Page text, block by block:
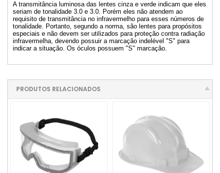
A transmitância luminosa das lentes cinza e verde indicam que eles
seriam de tonalidade 3.0 e 3.0. Porém eles não atendem ao
requisito de transmitância no infravermelho para esses números de
tonalidade. Portanto, segundo a norma, são lentes para propósitos
especiais e não devem ser utilizados para proteção contra radiação
infravermelha, devendo possuir a marcação indelével "S" para
indicar a situação. Os óculos possuem "S" marcação.
PRODUTOS RELACIONADOS